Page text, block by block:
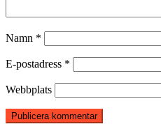
Namn *
E-postadress *
Webbplats